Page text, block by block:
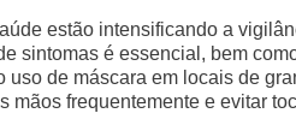
estão intensificando a
sintomas é essencial, bem
de máscara em locais de
frequentemente e evitar